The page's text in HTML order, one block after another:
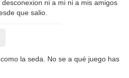
ni a mi ni a mis amigos
que salio.
la seda. No se a qué juego has